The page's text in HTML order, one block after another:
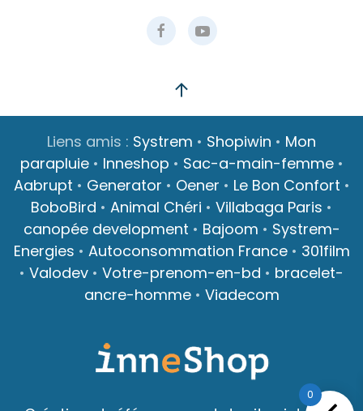
Liens amis : Systrem • Shopiwin • Mon
parapluie• Inneshop • Sac-a-main-femme•
Aabrupt • Generator • Oener • Le Bon Confort •
BoboBird • Animal Chéri • Villabaga Paris •
canopée development • Bajoom • Systrem-
Energies • Autoconsommation France• 301film
• Valodev • Votre-prenom-en-bd • bracelet-
ancre-homme• Viadecom
0